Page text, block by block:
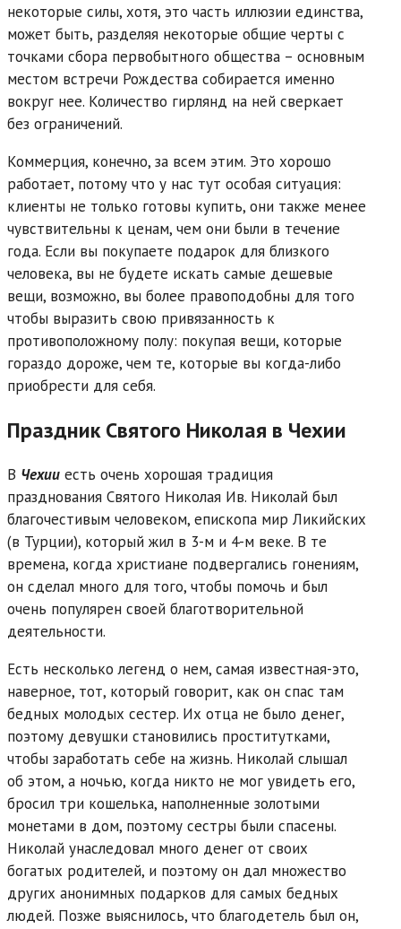
некоторые силы, хотя, это часть иллюзии единства,
может быть, разделяя некоторые общие черты с
точками сбора первобытного общества – основным
местом встречи Рождества собирается именно
вокруг нее. Количество гирлянд на ней сверкает
без ограничений.
Коммерция, конечно, за всем этим. Это хорошо
работает, потому что у нас тут особая ситуация:
клиенты не только готовы купить, они также менее
чувствительны к ценам, чем они были в течение
года. Если вы покупаете подарок для близкого
человека, вы не будете искать самые дешевые
вещи, возможно, вы более правоподобны для того
чтобы выразить свою привязанность к
противоположному полу: покупая вещи, которые
гораздо дороже, чем те, которые вы когда-либо
приобрести для себя.
Праздник Святого Николая в Чехии
В Чехии есть очень хорошая традиция
празднования Святого Николая Ив. Николай был
благочестивым человеком, епископа мир Ликийских
(в Турции), который жил в 3-м и 4-м веке. В те
времена, когда христиане подвергались гонениям,
он сделал много для того, чтобы помочь и был
очень популярен своей благотворительной
деятельности.
Есть несколько легенд о нем, самая известная-это,
наверное, тот, который говорит, как он спас там
бедных молодых сестер. Их отца не было денег,
поэтому девушки становились проститутками,
чтобы заработать себе на жизнь. Николай слышал
об этом, а ночью, когда никто не мог увидеть его,
бросил три кошелька, наполненные золотыми
монетами в дом, поэтому сестры были спасены.
Николай унаследовал много денег от своих
богатых родителей, и поэтому он дал множество
других анонимных подарков для самых бедных
людей. Позже выяснилось, что благодетель был он,